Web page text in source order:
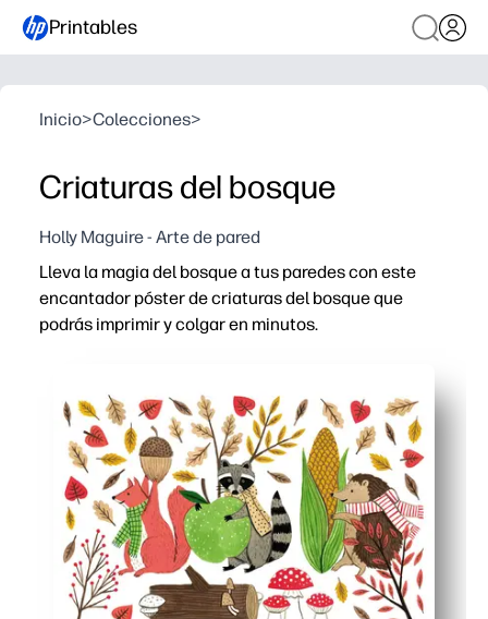
Printables
Inicio>Colecciones>
Criaturas del bosque
Holly Maguire - Arte de pared
Lleva la magia del bosque a tus paredes con este
encantador póster de criaturas del bosque que
podrás imprimir y colgar en minutos.
Mantiene a los niños curiosos: amigos amigables del
Se adapta a cualquier espacio: perfecto para
Flexible y reutilizable: imprima extras para varias